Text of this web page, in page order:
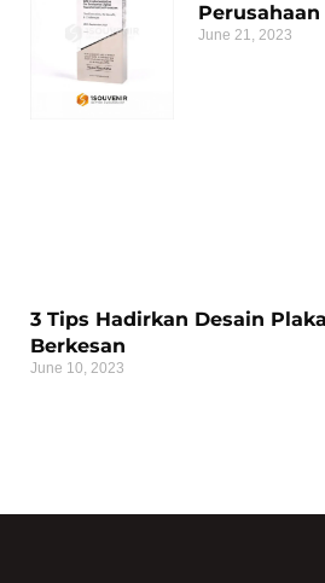
Perusahaan
June 21, 2023
3 Tips Hadirkan Desain
Berkesan
June 10, 2023